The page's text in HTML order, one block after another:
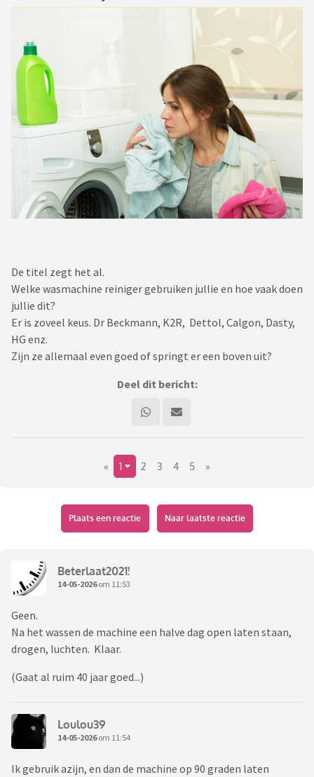
De titel zegt het al.
Welke wasmachine reiniger gebruiken jullie en hoe vaak doen
jullie dit?
Er is zoveel keus. Dr Beckmann, K2R, Dettol, Calgon, Dasty,
HG enz.
Zijn ze allemaal even goed of springt er een boven uit?
Deel dit bericht:
« 1 2 3 4 5 »
Plaats een reactie Naar laatste reactie
Beterlaat2021!
14-05-2026om 11:53
Geen.
Na het wassen de machine een halve dag open laten staan,
drogen, luchten. Klaar.
(Gaat al ruim 40 jaar goed...)
Loulou39
14-05-2026om 11:54
Ik gebruik azijn, en dan de machine op 90 graden laten